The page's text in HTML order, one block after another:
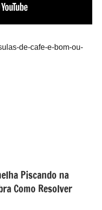
de-cafe-e-bom-ou-
Piscando na
Como Resolver